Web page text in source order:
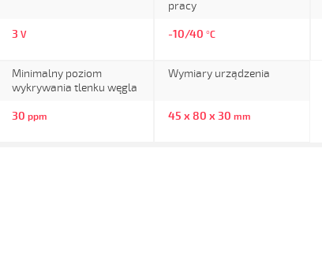
3 V
pracy
-10/40 °C
Minimalny poziom
wykrywania tlenku węgla
30 ppm
Wymiary urządzenia
45 x 80 x 30 mm